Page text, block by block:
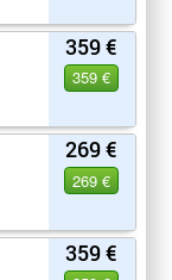
359 €
359 €
269 €
269 €
359 €